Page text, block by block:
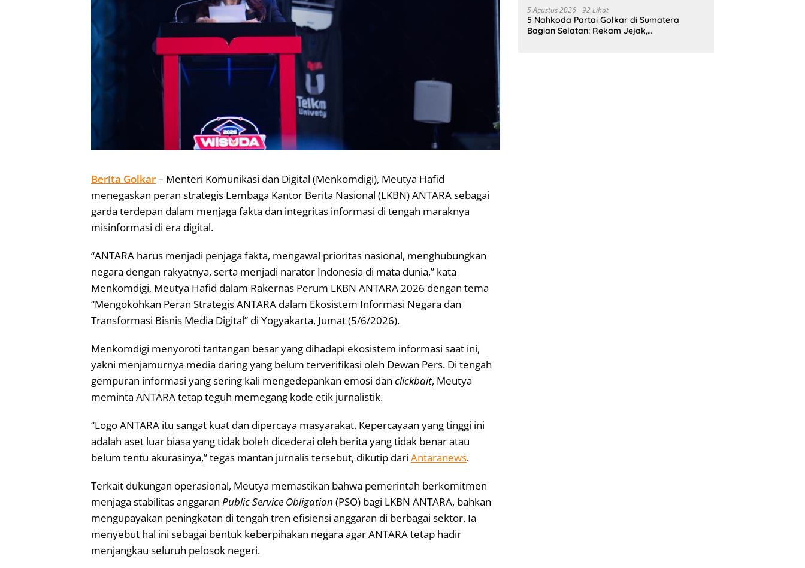
Berita Golkar– Menteri Komunikasi dan Digital (Menkomdigi), Meutya Hafid
menegaskan peran strategis Lembaga Kantor Berita Nasional (LKBN) ANTARA sebagai
garda terdepan dalam menjaga fakta dan integritas informasi di tengah maraknya
misinformasi di era digital.
“ANTARA harus menjadi penjaga fakta, mengawal prioritas nasional, menghubungkan
negara dengan rakyatnya, serta menjadi narator Indonesia di mata dunia,” kata
Menkomdigi, Meutya Hafid dalam Rakernas Perum LKBN ANTARA 2026 dengan tema
“Mengokohkan Peran Strategis ANTARA dalam Ekosistem Informasi Negara dan
Transformasi Bisnis Media Digital” di Yogyakarta, Jumat (5/6/2026).
Menkomdigi menyoroti tantangan besar yang dihadapi ekosistem informasi saat ini,
yakni menjamurnya media daring yang belum terverifikasi oleh Dewan Pers. Di tengah
gempuran informasi yang sering kali mengedepankan emosi dan clickbait, Meutya
meminta ANTARA tetap teguh memegang kode etik jurnalistik.
“Logo ANTARA itu sangat kuat dan dipercaya masyarakat. Kepercayaan yang tinggi ini
adalah aset luar biasa yang tidak boleh dicederai oleh berita yang tidak benar atau
belum tentu akurasinya,” tegas mantan jurnalis tersebut, dikutip dari Antaranews.
Terkait dukungan operasional, Meutya memastikan bahwa pemerintah berkomitmen
menjaga stabilitas anggaran Public Service Obligation (PSO) bagi LKBN ANTARA, bahkan
mengupayakan peningkatan di tengah tren efisiensi anggaran di berbagai sektor. Ia
menyebut hal ini sebagai bentuk keberpihakan negara agar ANTARA tetap hadir
menjangkau seluruh pelosok negeri.
5 Agustus 2026 92 Lihat
5 Nahkoda Partai Golkar di Sumatera
Bagian Selatan: Rekam Jejak,